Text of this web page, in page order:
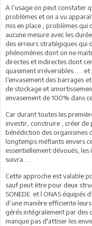
A l’usage on peut constater
problèmes et on a vu
mis en place , problèmes
aucune mesure avec les
des erreurs stratégiques qui
phénomènes dont on ne
directes et indirectes dont
quasiment irréversibles ……et
l’envasement des barrages
de stockage et
envasement de 100% dans
Car durant toutes les
investir, construire , créer de
bénédiction des organismes
longtemps méfiants envers
essentiellement dévoués,
suivra…..
Cette approche est valable
sauf peut être pour deux
SONEDE et l ONAS équipés
d’une manière efficiente
gérés intégralement par des
manque pas d'attiser les